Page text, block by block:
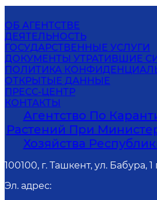
ОБ АГЕНТСТВЕ
ДЕЯТЕЛЬНОСТЬ
ГОСУДАРСТВЕННЫЕ УСЛУГИ
ДОКУМЕНТЫ УТРАТИВШИЕ
ПОЛИТИКА
ОТКРЫТЫЕ ДАННЫЕ
ПРЕСС-ЦЕНТР
КОНТАКТЫ
Агентство По
Растений При
Хозяйства
100100, г. Ташкент, ул. Бабура,
Эл. адрес: